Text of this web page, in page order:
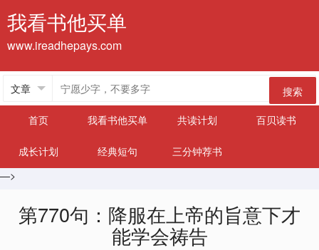
我看书他买单
www.ireadhepays.com
搜索
首页
我看书他买单 共读计划 百贝读书
成长计划 经典短句
三分钟荐书
—>
第770句：降服在上帝的旨意下才
能学会祷告